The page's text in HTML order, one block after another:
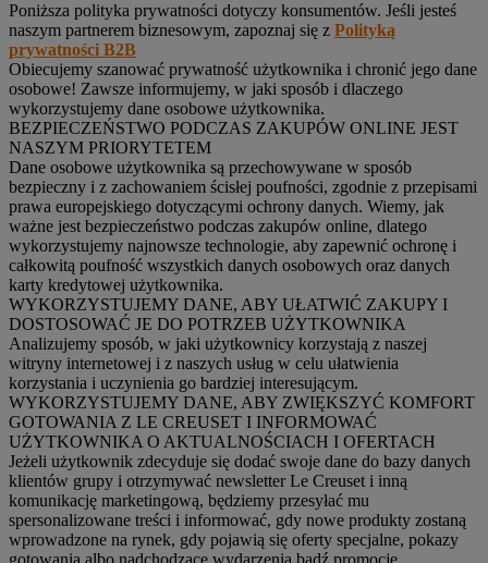
Poniższa polityka prywatności dotyczy konsumentów. Jeśli jesteś
naszym partnerem biznesowym, zapoznaj się z Polityką
prywatności B2B
Obiecujemy szanować prywatność użytkownika i chronić jego dane
osobowe! Zawsze informujemy, w jaki sposób i dlaczego
wykorzystujemy dane osobowe użytkownika.
BEZPIECZEŃSTWO PODCZAS ZAKUPÓW ONLINE JEST
NASZYM PRIORYTETEM
Dane osobowe użytkownika są przechowywane w sposób
bezpieczny i z zachowaniem ścisłej poufności, zgodnie z przepisami
prawa europejskiego dotyczącymi ochrony danych. Wiemy, jak
ważne jest bezpieczeństwo podczas zakupów online, dlatego
wykorzystujemy najnowsze technologie, aby zapewnić ochronę i
całkowitą poufność wszystkich danych osobowych oraz danych
karty kredytowej użytkownika.
WYKORZYSTUJEMY DANE, ABY UŁATWIĆ ZAKUPY I
DOSTOSOWAĆ JE DO POTRZEB UŻYTKOWNIKA
Analizujemy sposób, w jaki użytkownicy korzystają z naszej
witryny internetowej i z naszych usług w celu ułatwienia
korzystania i uczynienia go bardziej interesującym.
WYKORZYSTUJEMY DANE, ABY ZWIĘKSZYĆ KOMFORT
GOTOWANIA Z LE CREUSET I INFORMOWAĆ
UŻYTKOWNIKA O AKTUALNOŚCIACH I OFERTACH
Jeżeli użytkownik zdecyduje się dodać swoje dane do bazy danych
klientów grupy i otrzymywać newsletter Le Creuset i inną
komunikację marketingową, będziemy przesyłać mu
spersonalizowane treści i informować, gdy nowe produkty zostaną
wprowadzone na rynek, gdy pojawią się oferty specjalne, pokazy